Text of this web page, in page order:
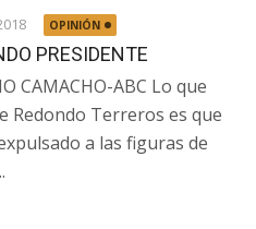
OPINIÓN
PRESIDENTE
CAMACHO-ABC Lo que
Redondo Terreros es que
a las figuras de